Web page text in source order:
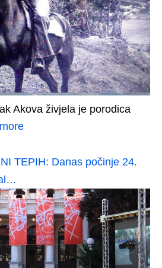
Akova živjela je porodica
TEPIH: Danas počinje 24.